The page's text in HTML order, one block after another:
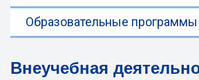
Образовательные программы
Внеучебная